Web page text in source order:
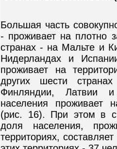
Большая часть
- проживает на плотно
странах - на Мальте и
Нидерландах и
проживает на
других шести
Финляндии, Латвии
населения проживает
(рис. 16). При этом в
доля населения,
территориях,